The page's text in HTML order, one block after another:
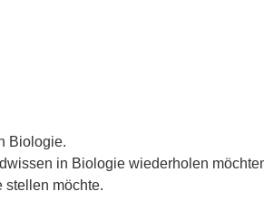
Biologie.
in Biologie wiederholen
stellen möchte.